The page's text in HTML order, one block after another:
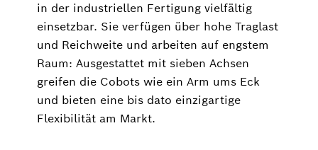
in der industriellen Fertigung vielfältig
einsetzbar. Sie verfügen über hohe Traglast
und Reichweite und arbeiten auf engstem
Raum: Ausgestattet mit sieben Achsen
greifen die Cobots wie ein Arm ums Eck
und bieten eine bis dato einzigartige
Flexibilität am Markt.